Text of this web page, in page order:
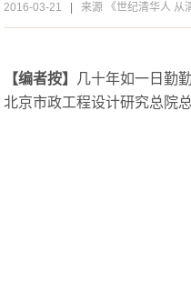
2016-03-21 来源 《世纪清华人 从
【编者按】
几十年如一日勤
北京市政工程设计研究总院